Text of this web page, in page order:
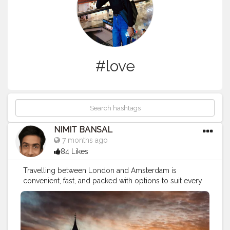
#love
NIMIT BANSAL
7 months ago
84 Likes
Travelling between London and Amsterdam is
convenient, fast, and packed with options to suit every
budget and travel style. Whether you choose a quick
flight, a scenic train journey, or a slower coach ride with
stopovers, the route is well-connected and tourist-
friendly. Both cities offer rich history, modern culture,